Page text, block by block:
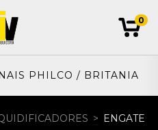
0
PHILCO / BRITANIA
> ENGATE